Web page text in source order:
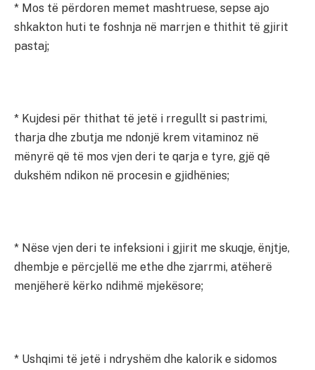
* Mos të përdoren memet mashtruese, sepse ajo
shkakton huti te foshnja në marrjen e thithit të gjirit
pastaj;
* Kujdesi për thithat të jetë i rregullt si pastrimi,
tharja dhe zbutja me ndonjë krem vitaminoz në
mënyrë që të mos vjen deri te qarja e tyre, gjë që
dukshëm ndikon në procesin e gjidhënies;
* Nëse vjen deri te infeksioni i gjirit me skuqje, ënjtje,
dhembje e përcjellë me ethe dhe zjarrmi, atëherë
menjëherë kërko ndihmë mjekësore;
* Ushqimi të jetë i ndryshëm dhe kalorik e sidomos